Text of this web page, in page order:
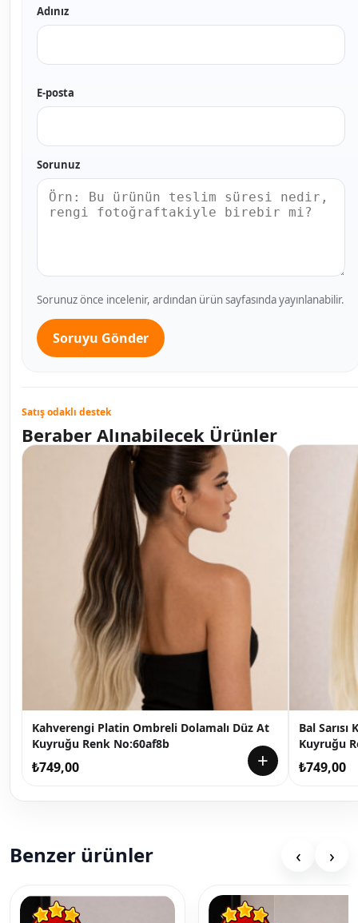
Adınız
E-posta
Sorunuz
Sorunuz önce incelenir, ardından ürün sayfasında yayınlanabilir.
Soruyu Gönder
Satış odaklı destek
Beraber Alınabilecek Ürünler
Kahverengi Platin Ombreli Dolamalı Düz At
Kuyruğu Renk No:60af8b
₺749,00 +
Bal
Kuyruğu
₺749,00
Benzer ürünler ‹ ›